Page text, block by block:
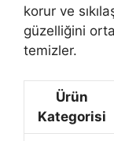
korur ve
güzelliğini
temizler.
Ürün
Kategorisi